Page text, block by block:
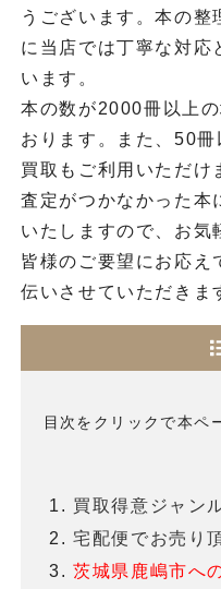
うございます。本の整
に当店では丁寧な対応
います。
本の数が2000冊以上
おります。また、50
買取もご利用いただけ
査定がつかなかった本
いたしますので、お気
皆様のご要望にお応え
伝いさせていただきま
目次をクリックで本ペ
買取得意ジャン
宅配便でお売り
茨城県鹿嶋市へ